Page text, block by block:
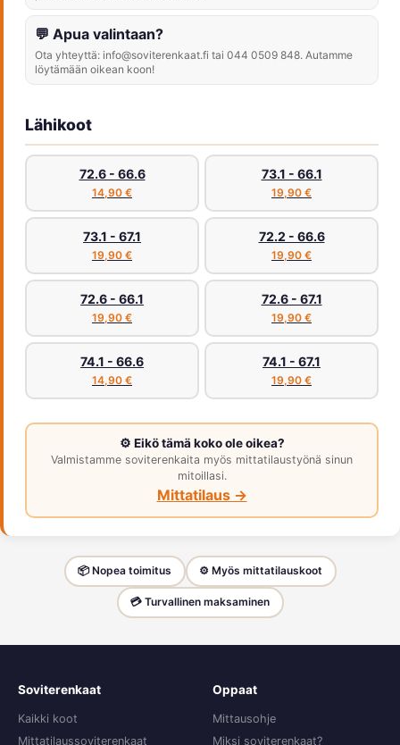
💬 Apua valintaan?
Ota yhteyttä: info@soviterenkaat.fi tai 044 0509 848. Autamme
löytämään oikean koon!
Lähikoot
72.6 - 66.6
14,90 €
73.1 - 66.1
19,90 €
73.1 - 67.1
19,90 €
72.2 - 66.6
19,90 €
72.6 - 66.1
19,90 €
72.6 - 67.1
19,90 €
74.1 - 66.6
14,90 €
74.1 - 67.1
19,90 €
⚙️ Eikö tämä koko ole oikea?
Valmistamme soviterenkaita myös mittatilaustyönä sinun
mitoillasi.
Mittatilaus →
📦 Nopea toimitus ⚙️ Myös mittatilauskoot
💳 Turvallinen maksaminen
Soviterenkaat
Kaikki koot
Mittatilaussoviterenkaat
Oppaat
Mittausohje
Miksi soviterenkaat?